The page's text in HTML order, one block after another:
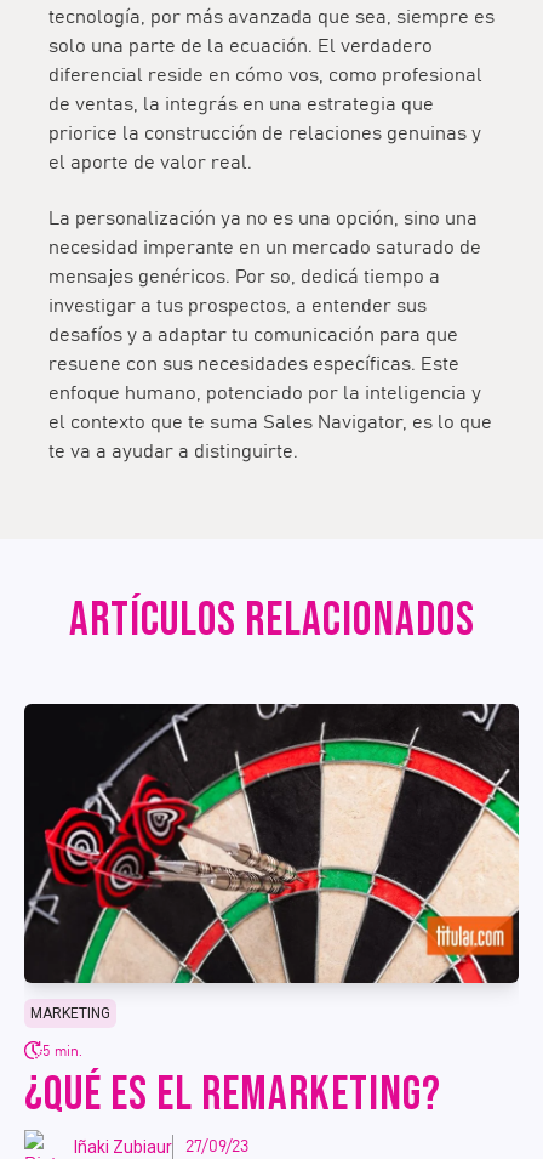
tecnología, por más avanzada que sea, siempre es
solo una parte de la ecuación. El verdadero
diferencial reside en cómo vos, como profesional
de ventas, la integrás en una estrategia que
priorice la construcción de relaciones genuinas y
el aporte de valor real.
La personalización ya no es una opción, sino una
necesidad imperante en un mercado saturado de
mensajes genéricos. Por so, dedicá tiempo a
investigar a tus prospectos, a entender sus
desafíos y a adaptar tu comunicación para que
resuene con sus necesidades específicas. Este
enfoque humano, potenciado por la inteligencia y
el contexto que te suma Sales Navigator, es lo que
te va a ayudar a distinguirte.
ARTÍCULOS RELACIONADOS
MARKETING
5 min.
¿QUÉ ES EL REMARKETING?
Iñaki Zubiaur 27/09/23